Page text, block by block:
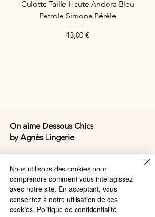
Culotte Taille Haute Andora Bleu
Pétrole Simone Pérèle
Prix
43,00 €
On aime Dessous Chics
by Agnès Lingerie
4,9/5
Nous utilisons des cookies pour
comprendre comment vous interagissez
avec notre site. En acceptant, vous
consentez à notre utilisation de ces
cookies. Politique de confidentialité